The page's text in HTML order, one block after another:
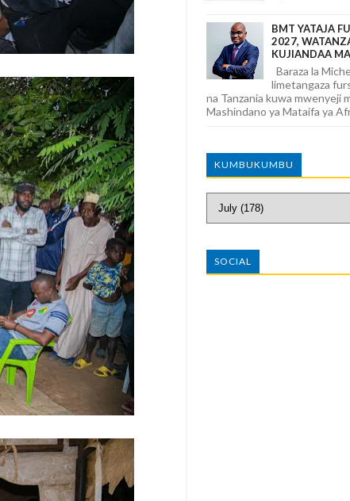
BMT YATAJA
2027,
KUJIANDAA
Baraza la
limetangaza
na Tanzania kuwa mwenyeji
Mashindano ya Mataifa ya
KUMBUKUMBU
SOCIAL